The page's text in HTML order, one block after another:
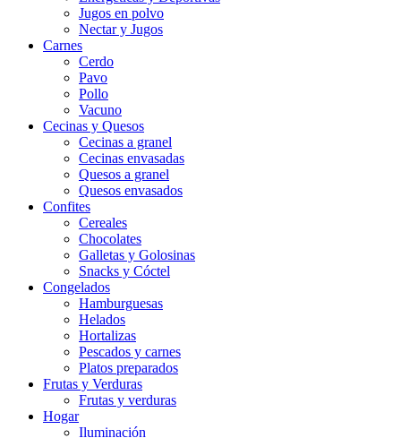
Jugos en polvo
Nectar y Jugos
Carnes
Cerdo
Pavo
Pollo
Vacuno
Cecinas y Quesos
Cecinas a granel
Cecinas envasadas
Quesos a granel
Quesos envasados
Confites
Cereales
Chocolates
Galletas y Golosinas
Snacks y Cóctel
Congelados
Hamburguesas
Helados
Hortalizas
Pescados y carnes
Platos preparados
Frutas y Verduras
Frutas y verduras
Hogar
Iluminación